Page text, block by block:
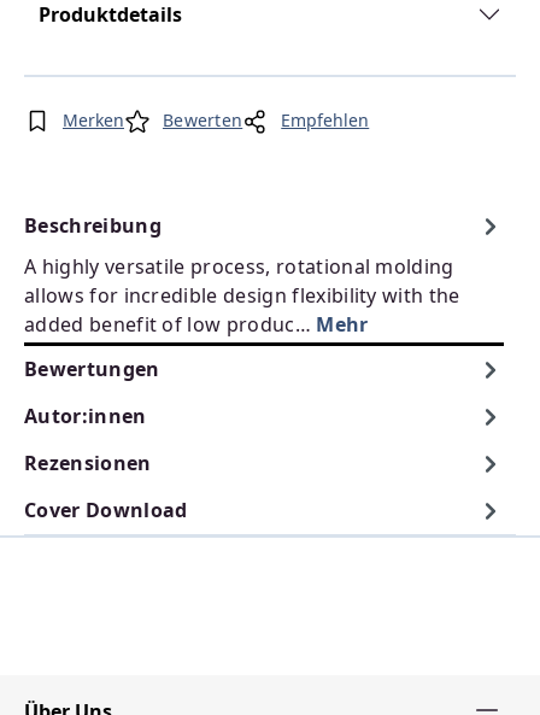
Produktdetails
Merken Bewerten Empfehlen
Beschreibung
A highly versatile process, rotational molding
allows for incredible design flexibility with the
added benefit of low produc… Mehr
Bewertungen
Autor:innen
Rezensionen
Cover Download